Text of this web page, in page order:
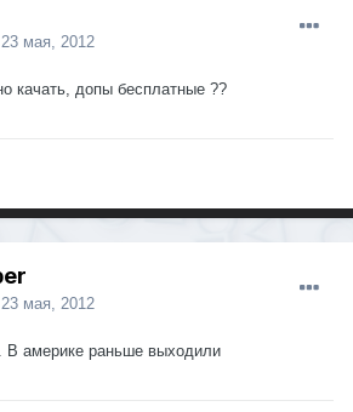
23 мая, 2012
качать, допы бесплатные ??
23 мая, 2012
В америке раньше выходили